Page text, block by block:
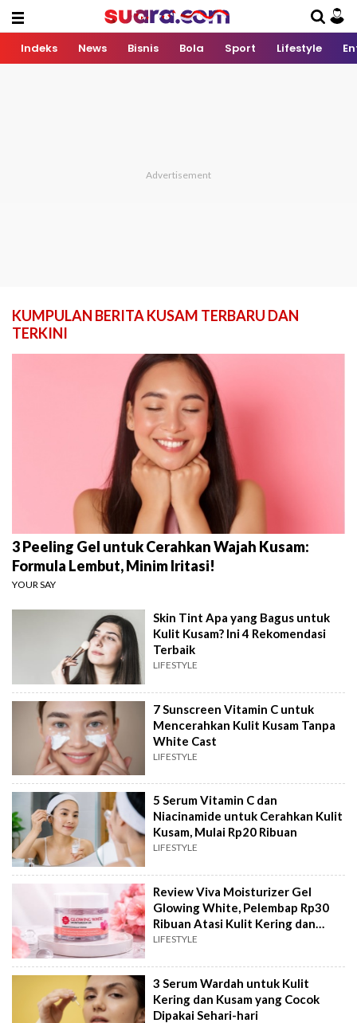
Indeks News Bisnis Bola Sport Lifestyle
KUMPULAN BERITA KUSAM TERBARU DAN
TERKINI
3 Peeling Gel untuk Cerahkan Wajah Kusam:
Formula Lembut, Minim Iritasi!
YOUR SAY
Skin Tint Apa yang Bagus untuk
Kulit Kusam? Ini 4 Rekomendasi
Terbaik
LIFESTYLE
7 Sunscreen Vitamin C untuk
Mencerahkan Kulit Kusam Tanpa
White Cast
LIFESTYLE
5 Serum Vitamin C dan
Niacinamide untuk Cerahkan Kulit
Kusam, Mulai Rp20 Ribuan
LIFESTYLE
Review Viva Moisturizer Gel
Glowing White, Pelembap Rp30
Ribuan Atasi Kulit Kering dan
Kusam
LIFESTYLE
3 Serum Wardah untuk Kulit
Kering dan Kusam yang Cocok
Dipakai Sehari-hari